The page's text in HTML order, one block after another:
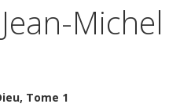
Michel
Tome 1